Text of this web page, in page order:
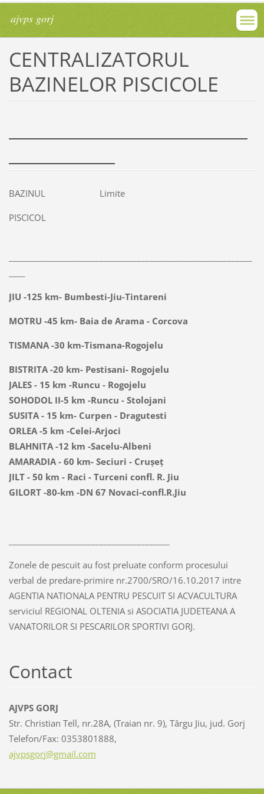
ajvps gorj
CENTRALIZATORUL
BAZINELOR PISCICOLE
BAZINUL Limite
PISCICOL
JIU -125 km- Bumbesti-Jiu-Tintareni
MOTRU -45 km- Baia de Arama - Corcova
TISMANA -30 km-Tismana-Rogojelu
BISTRITA -20 km- Pestisani- Rogojelu
JALES - 15 km -Runcu - Rogojelu
SOHODOL II-5 km -Runcu - Stolojani
SUSITA - 15 km- Curpen - Dragutesti
ORLEA -5 km -Celei-Arjoci
BLAHNITA -12 km -Sacelu-Albeni
AMARADIA - 60 km- Seciuri - Crușeț
JILT - 50 km - Raci - Turceni confl. R. Jiu
GILORT -80-km -DN 67 Novaci-confl.R.Jiu
Zonele de pescuit au fost preluate conform procesului
verbal de predare-primire nr.2700/SRO/16.10.2017 intre
AGENTIA NATIONALA PENTRU PESCUIT SI ACVACULTURA
serviciul REGIONAL OLTENIA si ASOCIATIA JUDETEANA A
VANATORILOR SI PESCARILOR SPORTIVI GORJ.
Contact
AJVPS GORJ
Str. Christian Tell, nr.28A, (Traian nr. 9), Târgu Jiu, jud. Gorj
Telefon/Fax: 0353801888,
ajvpsgorj@gmail.com